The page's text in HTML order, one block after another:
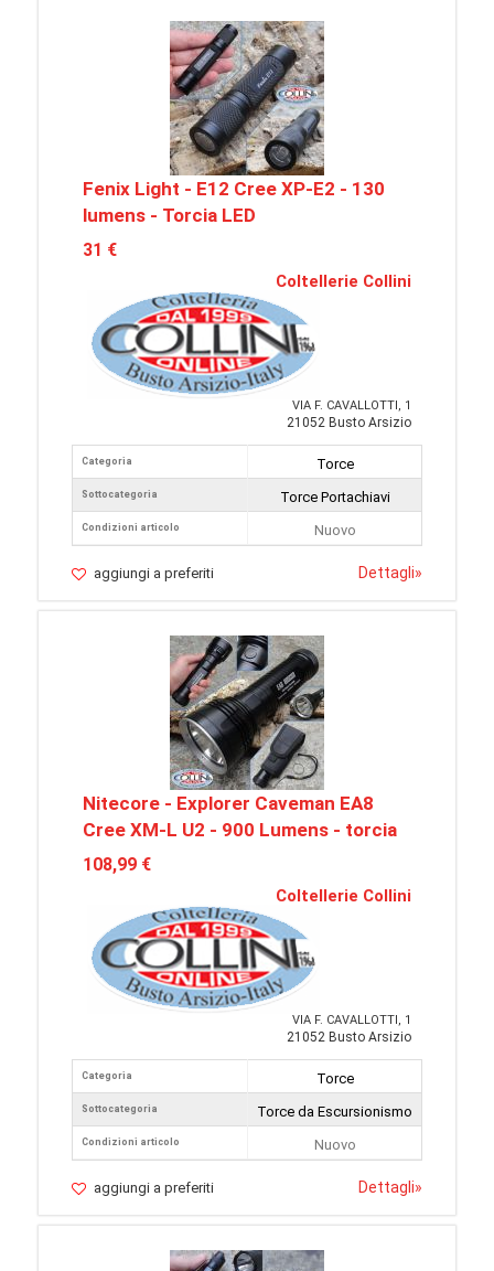
Fenix Light - E12 Cree XP-E2 - 130
lumens - Torcia LED
31 €
Coltellerie Collini
VIA F. CAVALLOTTI, 1
21052 Busto Arsizio
Categoria
Sottocategoria
Condizioni articolo
Torce
Torce Portachiavi
Nuovo
aggiungi a preferiti Dettagli»
Nitecore - Explorer Caveman EA8
Cree XM-L U2 - 900 Lumens - torcia
108,99 €
Coltellerie Collini
VIA F. CAVALLOTTI, 1
21052 Busto Arsizio
Categoria
Sottocategoria
Condizioni articolo
Torce
Torce da Escursionismo
Nuovo
aggiungi a preferiti Dettagli»